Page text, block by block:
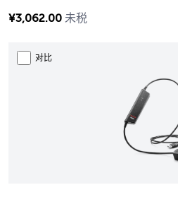
¥3,062.00 未税
对比